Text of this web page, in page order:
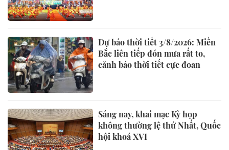
Dự báo thời tiết 3/8/2026: Miền
Bắc liên tiếp đón mưa rất to,
cảnh báo thời tiết cực đoan
Sáng nay, khai mạc Kỳ họp
không thường lệ thứ Nhất, Quốc
hội khoá XVI